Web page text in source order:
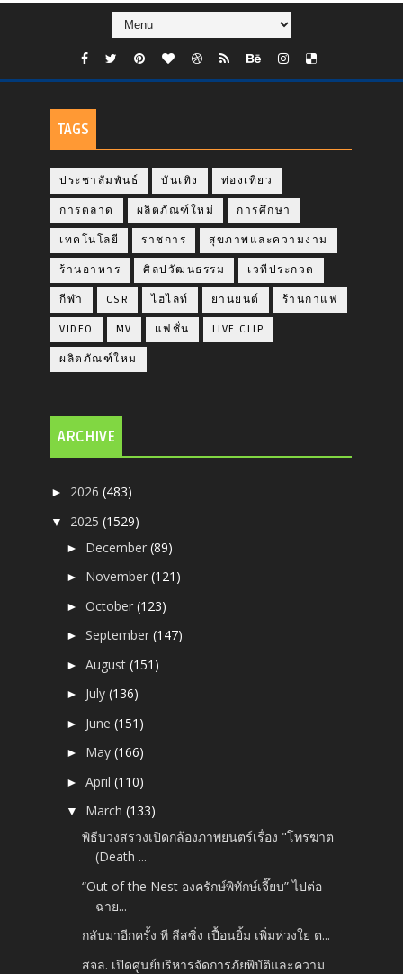
TAGS
ประชาสัมพันธ์ บันเทิง ท่องเที่ยว
การตลาด ผลิตภัณฑ์ใหม่ การศึกษา
เทคโนโลยี ราชการ สุขภาพและความงาม
ร้านอาหาร ศิลปวัฒนธรรม เวทีประกวด
กีฬา CSR ไฮไลท์ ยานยนต์ ร้านกาแฟ
VIDEO MV แฟชั่น LIVE CLIP
ผลิตภัณฑ์ใหม
ARCHIVE
► 2026(483)
▼ 2025(1529)
► December(89)
► November(121)
►October(123)
►September(147)
►August(151)
► July(136)
► June(151)
► May(166)
►April(110)
▼ March(133)
พิธีบวงสรวงเปิดกล้องภาพยนตร์เรื่อง "โทรฆาต
(Death ...
“Out of the Nest องครักษ์พิทักษ์เจี๊ยบ” ไปต่อ
ฉาย...
กลับมาอีกครั้ง ที ลีสซิ่ง เปื้อนยิ้ม เพิ่มห่วงใย ต...
สจล. เปิดศูนย์บริหารจัดการภัยพิบัติและความ